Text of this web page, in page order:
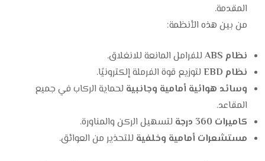
المقدمة.
من بين هذه الأنظمة:
نظام ABS
للفرامل المانعة للانغلاق.
نظام EBD
لتوزيع قوة الفرملة إلكترونيًا.
وسائد هوائية أمامية وجانبية لحماية الركاب في جميع
المقاعد.
كاميرات 360 درجة
لتسهيل الركن والمناورة.
مستشعرات أمامية وخلفية للتحذير من العوائق.